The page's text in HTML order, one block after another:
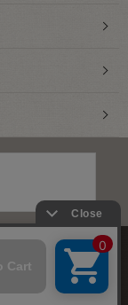
サイトマップ